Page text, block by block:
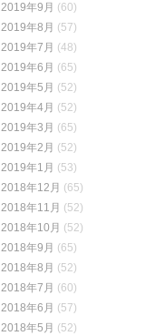
2019年9月 (60)
2019年8月 (57)
2019年7月 (48)
2019年6月 (65)
2019年5月 (52)
2019年4月 (52)
2019年3月 (65)
2019年2月 (52)
2019年1月 (53)
2018年12月 (65)
2018年11月 (52)
2018年10月 (52)
2018年9月 (65)
2018年8月 (52)
2018年7月 (60)
2018年6月 (57)
2018年5月 (52)